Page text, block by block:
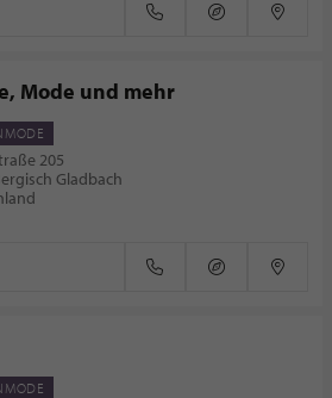
Mode und mehr
205
Gladbach